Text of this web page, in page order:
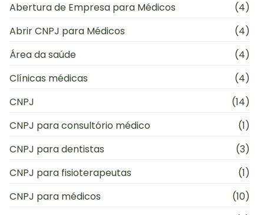
Abertura de Empresa para Médicos
(4)
Abrir CNPJ para Médicos
(4)
Área da saúde
(4)
Clínicas médicas
(4)
CNPJ
(14)
CNPJ para consultório médico
(1)
CNPJ para dentistas
(3)
CNPJ para fisioterapeutas
(1)
CNPJ para médicos
(10)